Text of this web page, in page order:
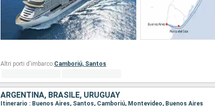
Altri porti d'imbarco:Camboriú, Santos
ARGENTINA, BRASILE, URUGUAY
Itinerario : Buenos Aires, Santos, Camboriú, Montevideo, Buenos Aires